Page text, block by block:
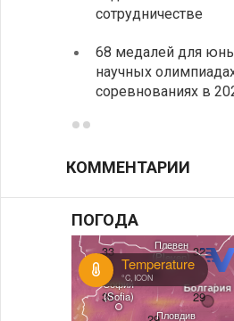
сотрудничестве
68 медалей для
научных
соревнованиях в
КОММЕНТАРИИ
ПОГОДА